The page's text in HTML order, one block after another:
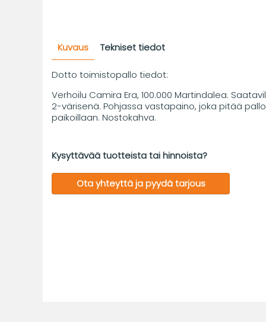
Kuvaus Tekniset tiedot
Dotto toimistopallo tiedot:
Verhoilu Camira Era, 100.000 Martindalea.
2-värisenä. Pohjassa vastapaino, joka pitää
paikoillaan. Nostokahva.
Kysyttävää tuotteista tai hinnoista?
Ota yhteyttä ja pyydä tarjous